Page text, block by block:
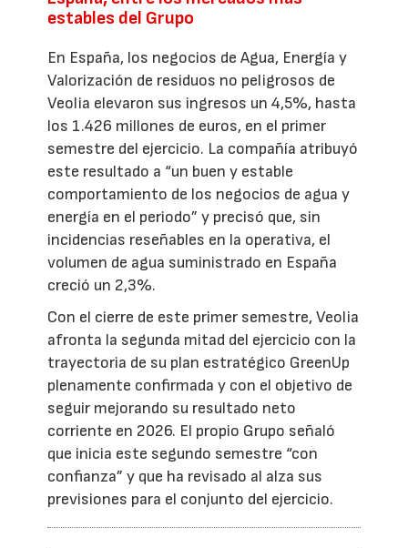
estables del Grupo
En España, los negocios de Agua, Energía y
Valorización de residuos no peligrosos de
Veolia elevaron sus ingresos un 4,5%, hasta
los 1.426 millones de euros, en el primer
semestre del ejercicio. La compañía atribuyó
este resultado a “un buen y estable
comportamiento de los negocios de agua y
energía en el periodo” y precisó que, sin
incidencias reseñables en la operativa, el
volumen de agua suministrado en España
creció un 2,3%.
Con el cierre de este primer semestre, Veolia
afronta la segunda mitad del ejercicio con la
trayectoria de su plan estratégico GreenUp
plenamente confirmada y con el objetivo de
seguir mejorando su resultado neto
corriente en 2026. El propio Grupo señaló
que inicia este segundo semestre “con
confianza” y que ha revisado al alza sus
previsiones para el conjunto del ejercicio.